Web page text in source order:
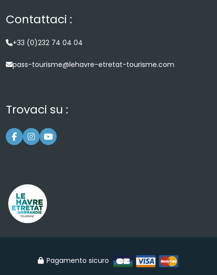
Contattaci :
+33 (0)232 74 04 04
pass-tourisme@lehavre-etretat-tourisme.com
Trovaci su :
Pagamento sicuro